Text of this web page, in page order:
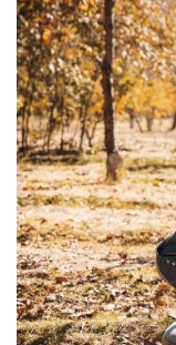
افزودن
به
علاقه
مندی
ها